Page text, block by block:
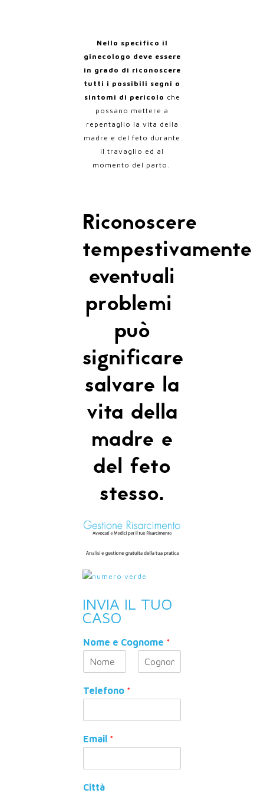
Nello specifico il
ginecologo deve essere
in grado di riconoscere
tutti i possibili segni o
sintomi di pericolo che
possano mettere a
repentaglio la vita della
madre e del feto durante
il travaglio ed al
momento del parto.
Riconoscere
tempestivamente
eventuali
problemi
può
significare
salvare la
vita della
madre e
del feto
stesso.
INVIA IL TUO
CASO
Nome e Cognome *
o
m
m
Telefono *
Email *
Città